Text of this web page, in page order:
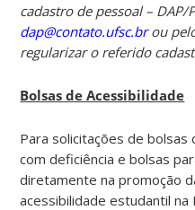
cadastro de pessoal – DAP/
dap@contato.ufsc.brou
regularizar o referido
Bolsas de Acessibilidade
Para solicitações de
com deficiência e bolsas
diretamente na promoção
acessibilidade estudantil na